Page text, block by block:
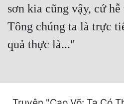
Góc Nhìn Nam
Góc Nhìn Nữ
Huyền Huyễn
sơn kia cũng vậy, cứ
Tông chúng ta là trực
quả thực là..."